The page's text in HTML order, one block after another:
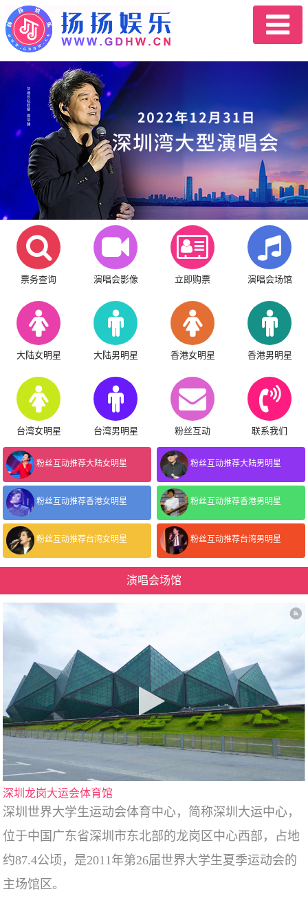
票务查询 演唱会影像 立即购票 演唱会场馆
大陆女明星 大陆男明星 香港女明星 香港男明星
台湾女明星 台湾男明星 粉丝互动 联系我们
粉丝互动推荐大陆女明星 粉丝互动推荐大陆男明星
粉丝互动推荐香港女明星 粉丝互动推荐香港男明星
粉丝互动推荐台湾女明星 粉丝互动推荐台湾男明星
演唱会场馆
深圳龙岗大运会体育馆
深圳世界大学生运动会体育中心，简称深圳大运中心，
位于中国广东省深圳市东北部的龙岗区中心西部，占地
约87.4公顷，是2011年第26届世界大学生夏季运动会的
主场馆区。